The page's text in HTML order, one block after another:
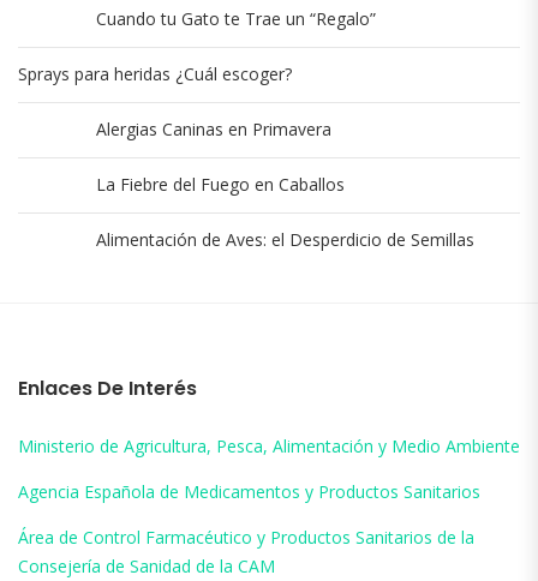
Cuando tu Gato te Trae un “Regalo”
Sprays para heridas ¿Cuál escoger?
Alergias Caninas en Primavera
La Fiebre del Fuego en Caballos
Alimentación de Aves: el Desperdicio de Semillas
Enlaces De Interés
Ministerio de Agricultura, Pesca, Alimentación y Medio Ambiente
Agencia Española de Medicamentos y Productos Sanitarios
Área de Control Farmacéutico y Productos Sanitarios de la
Consejería de Sanidad de la CAM